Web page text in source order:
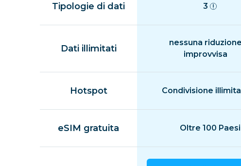
Tipologie di dati 3
Dati illimitati
nessuna riduzione
improvvisa
Hotspot Condivisione
eSIM gratuita Oltre 100 Paesi